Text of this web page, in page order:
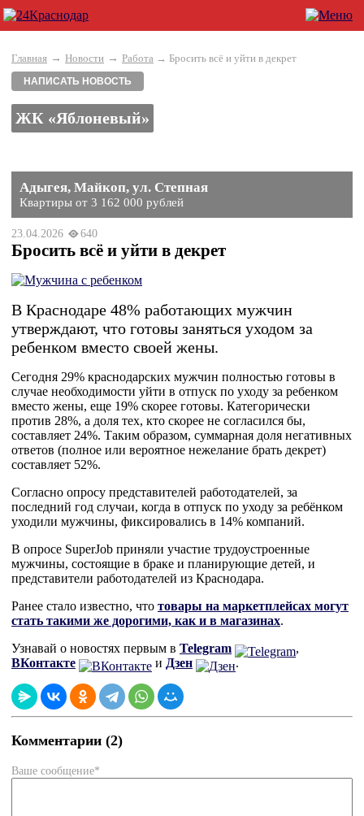
Главная → Новости → Работа → Бросить всё и уйти в декрет
НАПИСАТЬ НОВОСТЬ
ЖК «Яблоневый»
Адыгея, Майкоп, ул. Степная
Квартиры от 3 162 000 рублей
23.04.2026 640
Бросить всё и уйти в декрет
В Краснодаре 48% работающих мужчин
утверждают, что готовы заняться уходом за
ребенком вместо своей жены.
Сегодня 29% краснодарских мужчин полностью готовы в
случае необходимости уйти в отпуск по уходу за ребенком
вместо жены, еще 19% скорее готовы. Категорически
против 28%, а доля тех, кто скорее не согласился бы,
составляет 24%. Таким образом, суммарная доля негативных
ответов (полное или вероятное нежелание брать декрет)
составляет 52%.
Согласно опросу представителей работодателей, за
последний год случаи, когда в отпуск по уходу за ребёнком
уходили мужчины, фиксировались в 14% компаний.
В опросе SuperJob приняли участие трудоустроенные
мужчины, состоящие в браке и планирующие детей, и
представители работодателей из Краснодара.
Ранее стало известно, что товары на маркетплейсах могут
стать такими же дорогими, как и в магазинах.
Узнавай о новостях первым в Telegram
,
ВКонтакте
и Дзен .
Комментарии (2)
Ваше сообщение*